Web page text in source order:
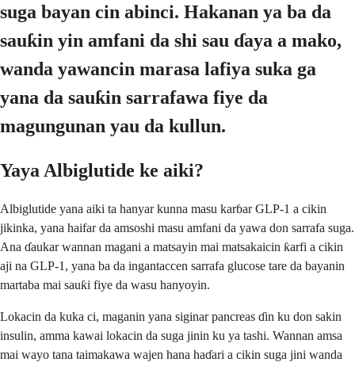
suga bayan cin abinci. Hakanan ya ba da
sauƙin yin amfani da shi sau ɗaya a mako,
wanda yawancin marasa lafiya suka ga
yana da sauƙin sarrafawa fiye da
magungunan yau da kullun.
Yaya Albiglutide ke aiki?
Albiglutide yana aiki ta hanyar kunna masu karɓar GLP-1 a cikin
jikinka, yana haifar da amsoshi masu amfani da yawa don sarrafa suga.
Ana ɗaukar wannan magani a matsayin mai matsakaicin ƙarfi a cikin
aji na GLP-1, yana ba da ingantaccen sarrafa glucose tare da bayanin
martaba mai sauƙi fiye da wasu hanyoyin.
Lokacin da kuka ci, maganin yana siginar pancreas ɗin ku don sakin
insulin, amma kawai lokacin da suga jinin ku ya tashi. Wannan amsa
mai wayo tana taimakawa wajen hana haɗari a cikin suga jini wanda